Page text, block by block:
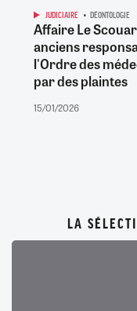
JUDICIAIRE DÉONTOLOGIE
Affaire Le
anciens
l'Ordre des
par des plaintes
15/01/2026
LA